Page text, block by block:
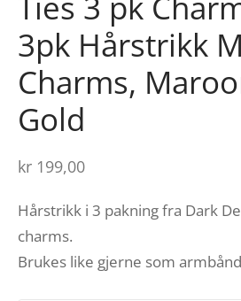
3pk Hårstrikk
Charms,
Gold
kr 199,00
Hårstrikk i 3 pakning fra Dark
charms.
Brukes like gjerne som armbånd